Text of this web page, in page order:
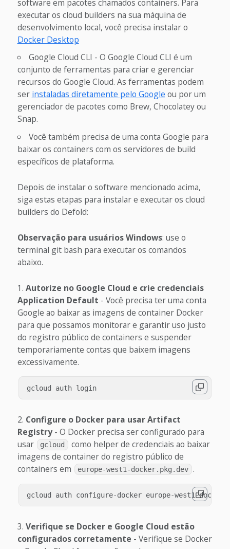
software em pacotes chamados containers. Para
executar os cloud builders na sua máquina de
desenvolvimento local, você precisa instalar o
Docker Desktop
Google Cloud CLI - O Google Cloud CLI é um
conjunto de ferramentas para criar e gerenciar
recursos do Google Cloud. As ferramentas podem
ser instaladas diretamente pelo Google ou por um
gerenciador de pacotes como Brew, Chocolatey ou
Snap.
Você também precisa de uma conta Google para
baixar os containers com os servidores de build
específicos de plataforma.
Depois de instalar o software mencionado acima,
siga estas etapas para instalar e executar os cloud
builders do Defold:
Observação para usuários Windows: use o
terminal git bash para executar os comandos
abaixo.
Autorize no Google Cloud e crie credenciais
Application Default - Você precisa ter uma conta
Google ao baixar as imagens de container Docker
para que possamos monitorar e garantir uso justo
do registro público de containers e suspender
temporariamente contas que baixem imagens
excessivamente.
Configure o Docker para usar Artifact
Registry- O Docker precisa ser configurado para
usar
gcloud
como helper de credenciais ao baixar
imagens de container do registro público de
containers em
europe-west1-docker.pkg.dev .
Verifique se Docker e Google Cloud estão
configurados corretamente - Verifique se Docker